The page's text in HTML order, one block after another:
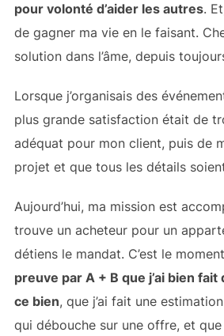
pour volonté d’aider les autres.
de gagner ma vie en le faisant.
solution dans l’âme, depuis
Lorsque j’organisais des
plus grande satisfaction était de
adéquat pour mon client, puis de
projet et que tous les détails
Aujourd’hui, ma mission est
trouve un acheteur pour un
détiens le mandat. C’est le
preuve par A + B que j’ai bien
ce bien, que j’ai fait une
qui débouche sur une offre, et que